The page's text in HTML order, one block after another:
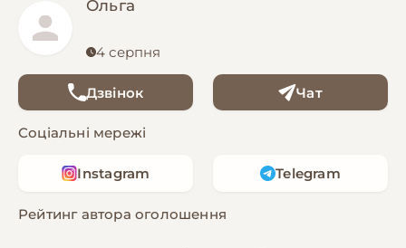
Ольга
4 серпня
Дзвінок Чат
Соціальні мережі
Instagram Telegram
Рейтинг автора оголошення